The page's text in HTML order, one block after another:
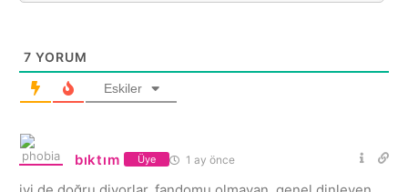
7 YORUM
Eskiler
bıktım Üye 1 ay önce